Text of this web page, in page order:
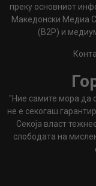
преку основниот
Македонски Медиа
(B2P) и
"Ние самите мора да
не е секогаш
Секоја власт
слободата на